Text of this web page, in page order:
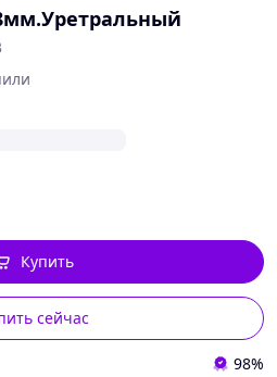
сейчас
Купить
98%